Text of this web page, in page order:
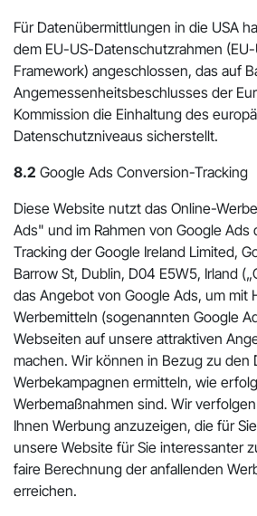
Für Datenübermittlungen in die USA
dem EU-US-Datenschutzrahmen (EU-
Framework) angeschlossen, das auf
Angemessenheitsbeschlusses der
Kommission die Einhaltung des
Datenschutzniveaus sicherstellt.
8.2 Google Ads Conversion-Tracking
Diese Website nutzt das Online-
Ads" und im Rahmen von Google Ads
Tracking der Google Ireland Limited,
Barrow St, Dublin, D04 E5W5, Irland
das Angebot von Google Ads, um mit
Werbemitteln (sogenannten Google
Webseiten auf unsere attraktiven
machen. Wir können in Bezug zu den
Werbekampagnen ermitteln, wie
Werbemaßnahmen sind. Wir
Ihnen Werbung anzuzeigen, die für
unsere Website für Sie interessanter
faire Berechnung der anfallenden
erreichen.